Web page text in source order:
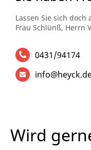
Lassen Sie sich
Frau Schlünß, Herrn
0431/94174
Wird